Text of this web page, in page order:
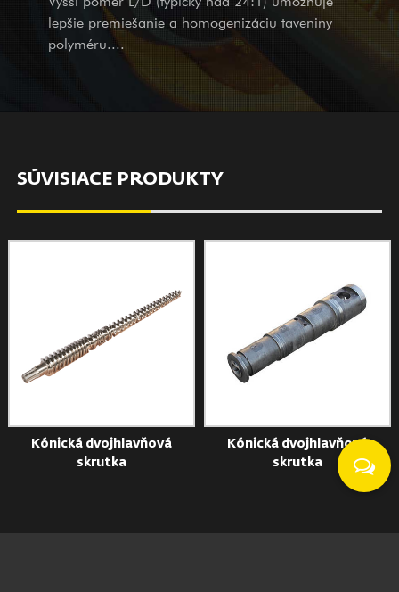
našimi úprimnými a premyslenými službami.
lepšie premiešanie a homogenizáciu taveniny
polyméru....
SÚVISIACE PRODUKTY
Kónická dvojhlavňová
skrutka
Kónická dvojhlavňová
skrutka